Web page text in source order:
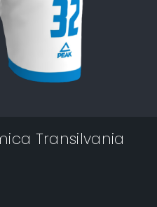
Transilvania